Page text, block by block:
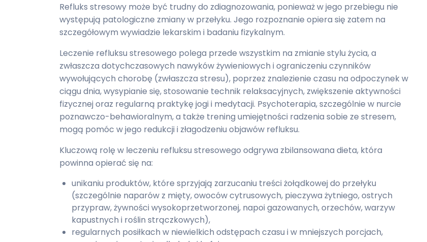
Refluks stresowy może być trudny do zdiagnozowania, ponieważ w jego przebiegu nie
występują patologiczne zmiany w przełyku. Jego rozpoznanie opiera się zatem na
szczegółowym wywiadzie lekarskim i badaniu fizykalnym.
Leczenie refluksu stresowego polega przede wszystkim na zmianie stylu życia, a
zwłaszcza dotychczasowych nawyków żywieniowych i ograniczeniu czynników
wywołujących chorobę (zwłaszcza stresu), poprzez znalezienie czasu na odpoczynek w
ciągu dnia, wysypianie się, stosowanie technik relaksacyjnych, zwiększenie aktywności
fizycznej oraz regularną praktykę jogi i medytacji. Psychoterapia, szczególnie w nurcie
poznawczo-behawioralnym, a także trening umiejętności radzenia sobie ze stresem,
mogą pomóc w jego redukcji i złagodzeniu objawów refluksu.
Kluczową rolę w leczeniu refluksu stresowego odgrywa zbilansowana dieta, która
powinna opierać się na:
unikaniu produktów, które sprzyjają zarzucaniu treści żołądkowej do przełyku
(szczególnie naparów z mięty, owoców cytrusowych, pieczywa żytniego, ostrych
przypraw, żywności wysokoprzetworzonej, napoi gazowanych, orzechów, warzyw
kapustnych i roślin strączkowych),
regularnych posiłkach w niewielkich odstępach czasu i w mniejszych porcjach,